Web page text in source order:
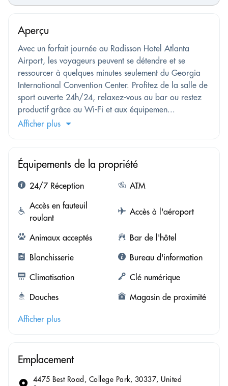
Aperçu
Avec un forfait journée au Radisson Hotel Atlanta
Airport, les voyageurs peuvent se détendre et se
ressourcer à quelques minutes seulement du Georgia
International Convention Center. Profitez de la salle de
sport ouverte 24h/24, relaxez-vous au bar ou restez
productif grâce au Wi-Fi et aux équipemen...
Afficher plus
Équipements de la propriété
24/7 Réception
ATM
Accès en fauteuil
roulant
Accès à l'aéroport
Animaux acceptés
Bar de l'hôtel
Blanchisserie
Bureau d'information
Climatisation
Clé numérique
Douches
Magasin de proximité
Afficher plus
Emplacement
4475 Best Road, College Park, 30337, United